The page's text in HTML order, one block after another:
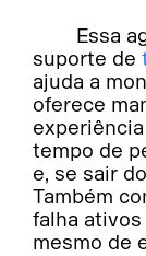
Essa
suporte de
ajuda a
oferece
tempo de
e, se sair
Também
falha
mesmo de